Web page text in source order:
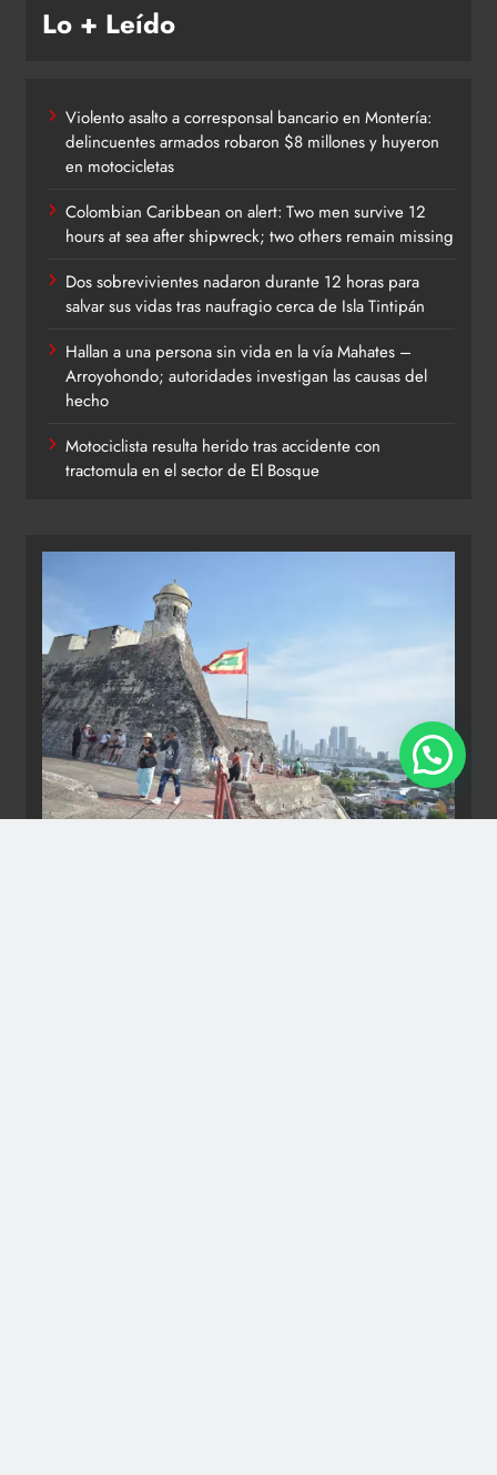
Lo + Leído
Violento asalto a corresponsal bancario en Montería:
delincuentes armados robaron $8 millones y huyeron
en motocicletas
Colombian Caribbean on alert: Two men survive 12
hours at sea after shipwreck; two others remain missing
Dos sobrevivientes nadaron durante 12 horas para
salvar sus vidas tras naufragio cerca de Isla Tintipán
Hallan a una persona sin vida en la vía Mahates –
Arroyohondo; autoridades investigan las causas del
hecho
Motociclista resulta herido tras accidente con
tractomula en el sector de El Bosque